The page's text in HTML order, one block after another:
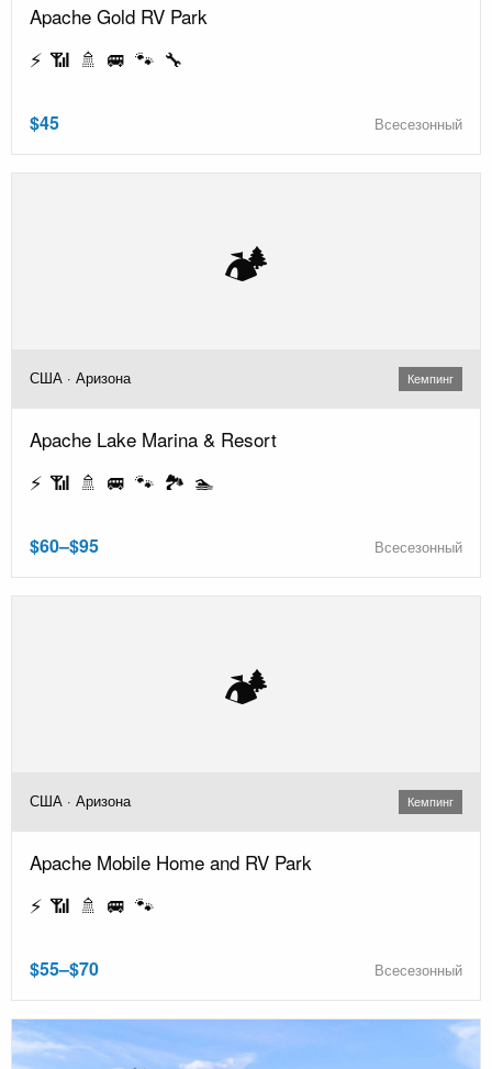
Apache Gold RV Park
⚡ 📶 🚿 🚐 🐾 🔧
$45 Всесезонный
🏕️
США · Аризона Кемпинг
Apache Lake Marina & Resort
⚡ 📶 🚿 🚐 🐾 🏞️ 🏊
$60–$95 Всесезонный
🏕️
США · Аризона Кемпинг
Apache Mobile Home and RV Park
⚡ 📶 🚿 🚐 🐾
$55–$70 Всесезонный